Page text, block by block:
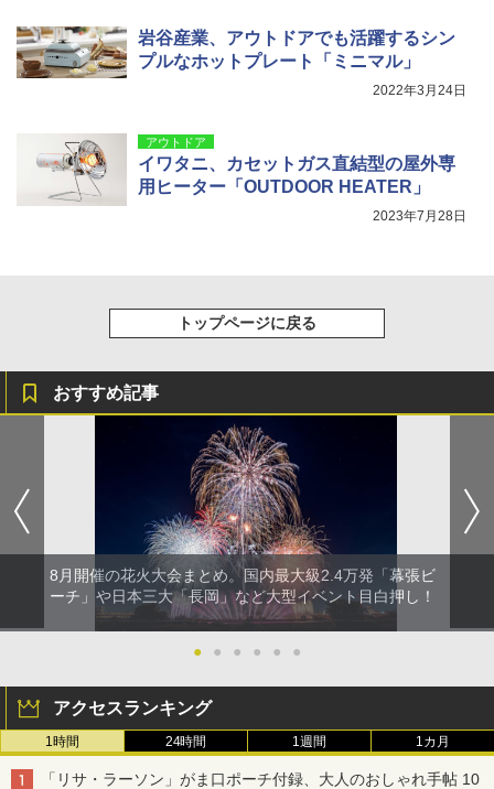
岩谷産業、アウトドアでも活躍するシン
プルなホットプレート「ミニマル」
2022年3月24日
アウトドア
イワタニ、カセットガス直結型の屋外専
用ヒーター「OUTDOOR HEATER」
2023年7月28日
トップページに戻る
おすすめ記事
8月開催の花火大会まとめ。国内最大級2.4万発「幕張ビ
ーチ」や日本三大「長岡」など大型イベント目白押し！
● ● ● ● ● ●
アクセスランキング
1時間 24時間 1週間 1カ月
「リサ・ラーソン」がま口ポーチ付録、大人のおしゃれ手帖 10